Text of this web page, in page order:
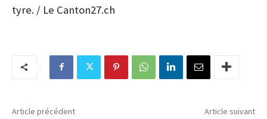
tyre. / Le Canton27.ch
Article précédent Article suivant